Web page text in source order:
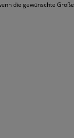
die gewünschte Größe